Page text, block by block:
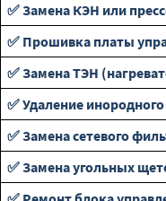
✅ Замена КЭН или
✅ Прошивка платы
✅ Замена ТЭН
✅ Удаление
✅ Замена сетевого
✅ Замена угольных